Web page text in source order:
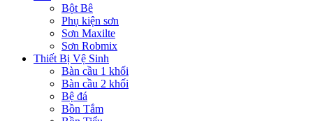
Bột Bê
Phụ kiện sơn
Sơn Maxilte
Sơn Robmix
Thiết Bị Vệ Sinh
Bàn cầu 1 khối
Bàn cầu 2 khối
Bệ đá
Bồn Tắm